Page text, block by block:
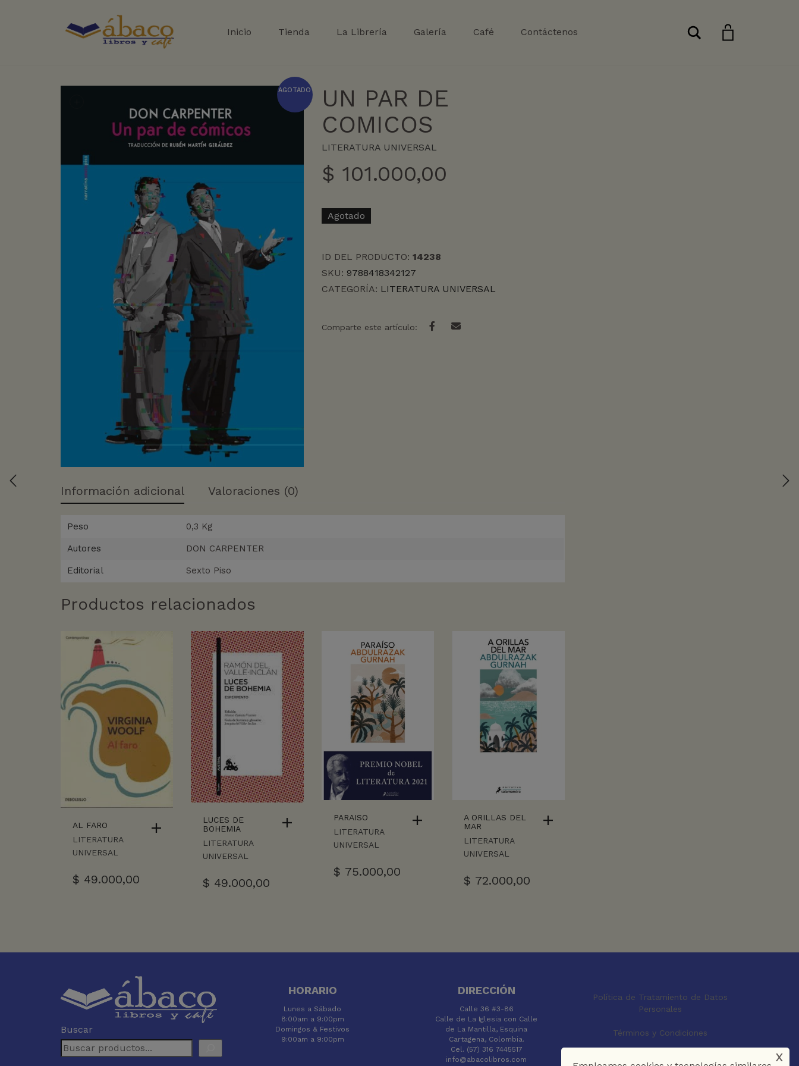
Inicio Tienda La Librería Galería Café Contáctenos Buscar
AGOTADO
UN PAR DE
COMICOS
LITERATURA UNIVERSAL
$ 101.000,00
Agotado
ID DEL PRODUCTO: 14238
SKU: 9788418342127
CATEGORÍA: LITERATURA UNIVERSAL
Comparte este artículo:
Información adicional Valoraciones (0)
Peso 0,3 Kg
Autores DON CARPENTER
Editorial Sexto Piso
Productos relacionados
AL FARO
LITERATURA
UNIVERSAL
$ 49.000,00
LUCES DE
BOHEMIA
LITERATURA
UNIVERSAL
$ 49.000,00
PARAISO
LITERATURA
UNIVERSAL
$ 75.000,00
A ORILLAS DEL
MAR
LITERATURA
UNIVERSAL
$ 72.000,00
Buscar
HORARIO
Lunes a Sábado
8:00am a 9:00pm
Domingos & Festivos
9:00am a 9:00pm
DIRECCIÓN
Calle 36 #3-86
Calle de La Iglesia con Calle
de La Mantilla, Esquina
Cartagena, Colombia.
Cel. (57) 316 7445517
info@abacolibros.com
Política de Tratamiento de Datos
Personales
Términos y Condiciones
x